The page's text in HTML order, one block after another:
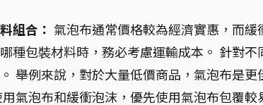
組合： 氣泡布通常價格較為經濟實惠，而緩
種包裝材料時，務必考慮運輸成本。 針對不
舉例來說，對於大量低價商品，氣泡布是更
氣泡布和緩衝泡沫，優先使用氣泡布包覆較